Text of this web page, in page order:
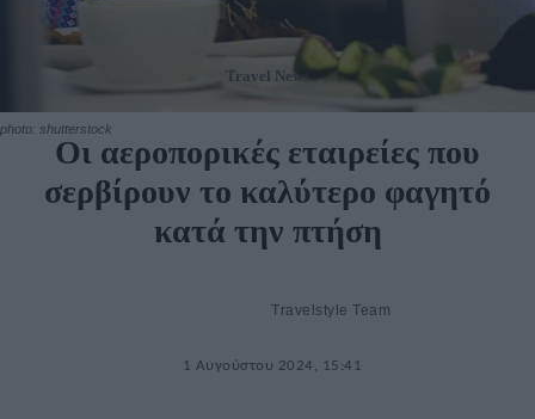
photo: shutterstock
Travel News
Οι αεροπορικές εταιρείες που
σερβίρουν το καλύτερο φαγητό
κατά την πτήση
Travelstyle Team
1 Αυγούστου 2024, 15:41